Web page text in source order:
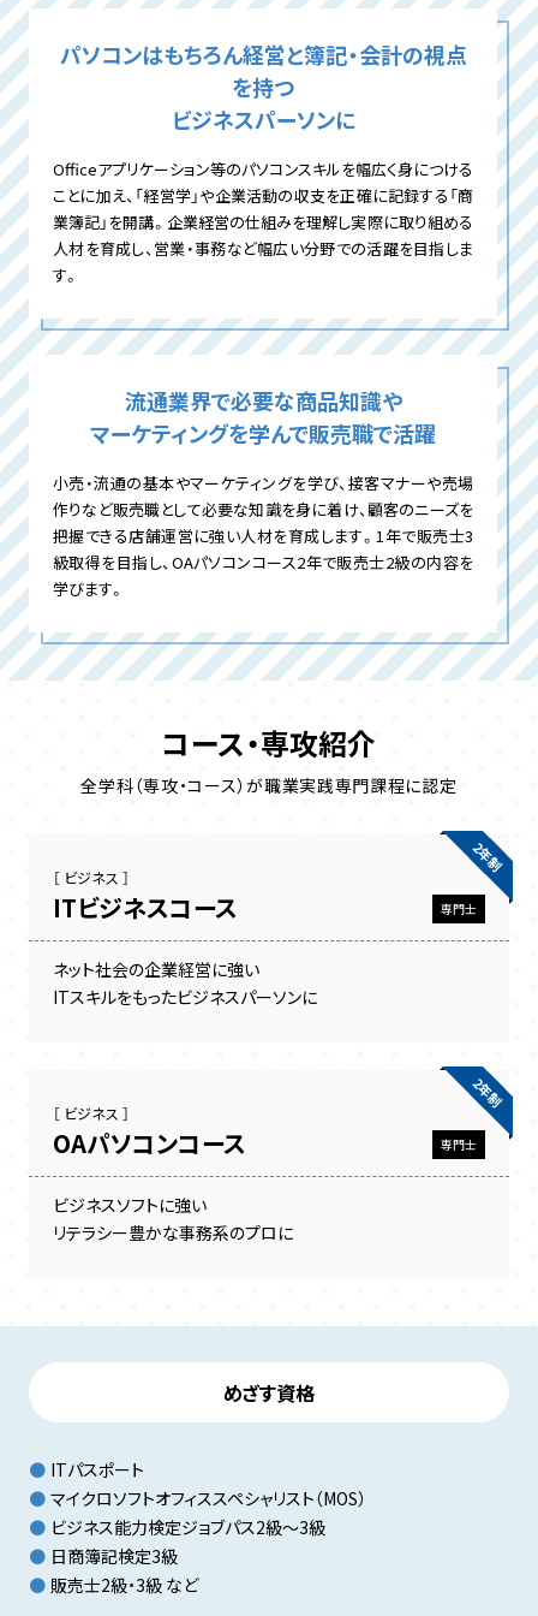
パソコンはもちろん経営と簿記・会計の視点
を持つ
ビジネスパーソンに
Officeアプリケーション等のパソコンスキルを幅広く身につける
ことに加え、「経営学」や企業活動の収支を正確に記録する「商
業簿記」を開講。企業経営の仕組みを理解し実際に取り組める
人材を育成し、営業・事務など幅広い分野での活躍を目指しま
す。
流通業界で必要な商品知識や
マーケティングを学んで販売職で活躍
小売・流通の基本やマーケティングを学び、接客マナーや売場
作りなど販売職として必要な知識を身に着け、顧客のニーズを
把握できる店舗運営に強い人材を育成します。1年で販売士3
級取得を目指し、OAパソコンコース2年で販売士2級の内容を
学びます。
コース・専攻紹介
全学科（専攻・コース）が職業実践専門課程に認定
［ ビジネス ］
ITビジネスコース 専門士
2年制
ネット社会の企業経営に強い
ITスキルをもったビジネスパーソンに
［ ビジネス ］
OAパソコンコース 専門士
2年制
ビジネスソフトに強い
リテラシー豊かな事務系のプロに
めざす資格
ITパスポート
マイクロソフトオフィススペシャリスト（MOS）
ビジネス能力検定ジョブパス2級〜3級
日商簿記検定3級
販売士2級・3級 など